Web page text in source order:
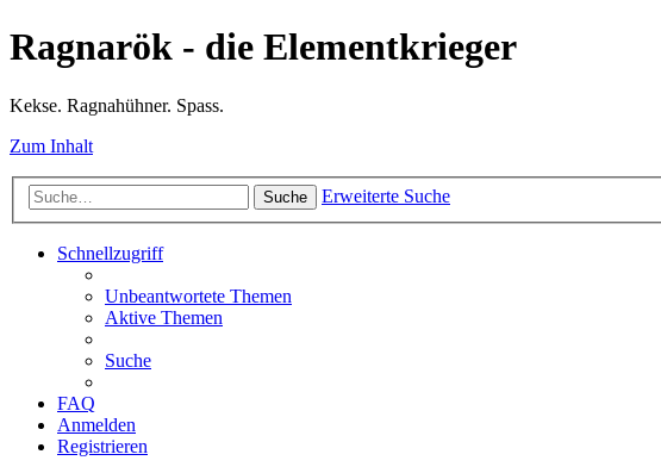
Ragnarök - die Elementkrieger
Kekse. Ragnahühner. Spass.
Zum Inhalt
Suche Erweiterte Suche
Schnellzugriff
Unbeantwortete Themen
Aktive Themen
Suche
FAQ
Anmelden
Registrieren